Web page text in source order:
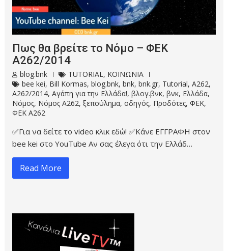
Πως θα βρείτε το Νόμο – ΦΕΚ
Α262/2014
blog.bnk TUTORIAL, ΚΟΙΝΩΝΙΑ
bee kei, Bill Kormas,blog.bnk,bnk,bnk.gr, Tutorial,Α262,
Α262/2014,Αγάπη για την Ελλάδα!,βλογ.βνκ,βνκ, Ελλάδα,
Νόμος, Νόμος Α262,ξεπούλημα,οδηγός, Προδότες,ΦΕΚ,
ΦΕΚ Α262
✅Για να δείτε το video κλικ εδώ! ✅Κάνε ΕΓΓΡΑΦΗ στον
bee kei στο YouTube Αν σας έλεγα ότι την Ελλάδ…
Read More